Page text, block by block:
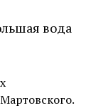
вода